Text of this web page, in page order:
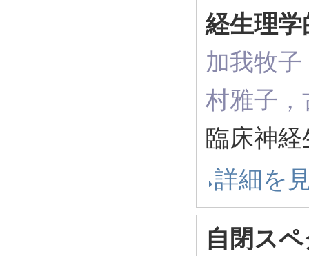
経生理
加我牧
村雅子
臨床神
詳細を
自閉ス